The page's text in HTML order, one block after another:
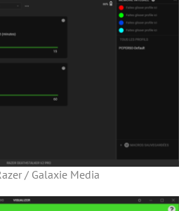
/ Galaxie Media